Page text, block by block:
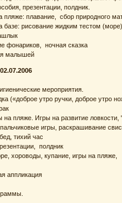
презентации, полдник.
пляже: плавание, сбор природного
базе: рисование жидким тестом (море)
фонариков, ночная сказка
малышей
мероприятия.
(«доброе утро ручки, доброе утро
на пляже. Игры на развитие
игры, раскрашивание
тихий час
полдник
хороводы, купание, игры на пляже,
аппликация